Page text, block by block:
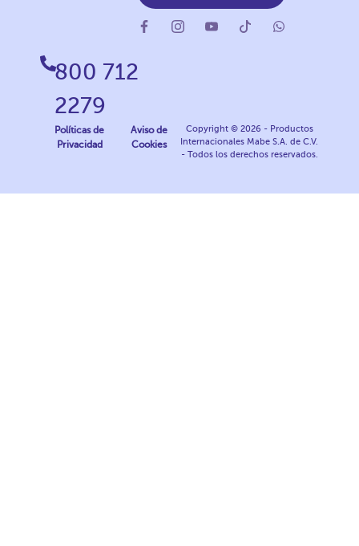
800 712
2279
Políticas de
Privacidad
Aviso de
Cookies
Copyright © 2026 - Productos
Internacionales Mabe S.A. de C.V.
- Todos los derechos reservados.